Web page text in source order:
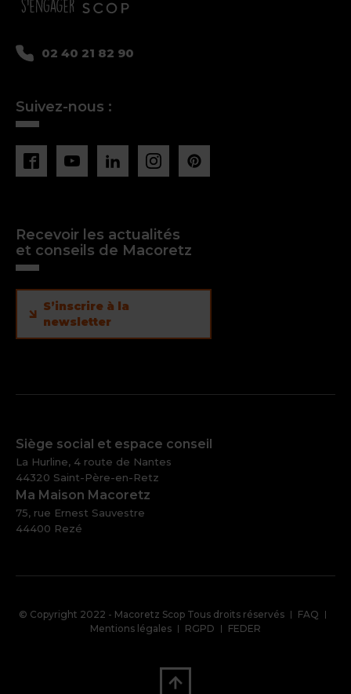
02 40 21 82 90
Suivez-nous :
Recevoir les actualités
et conseils de Macoretz
S’inscrire à la
newsletter
Siège social et espace conseil
La Hurline, 4 route de Nantes
44320 Saint-Père-en-Retz
Ma Maison Macoretz
75, rue Ernest Sauvestre
44400 Rezé
Pied
© Copyright 2022 - Macoretz Scop Tous droits réservés
FAQ
Mentions légales
RGPD FEDER